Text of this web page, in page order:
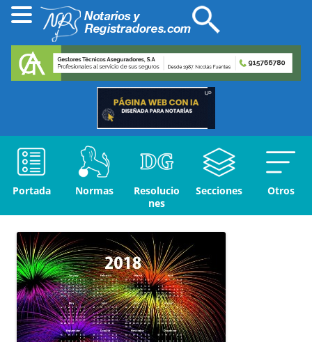
Portada Normas
Resolucio
nes
Secciones Otros